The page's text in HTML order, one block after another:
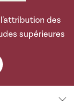
des
supérieures